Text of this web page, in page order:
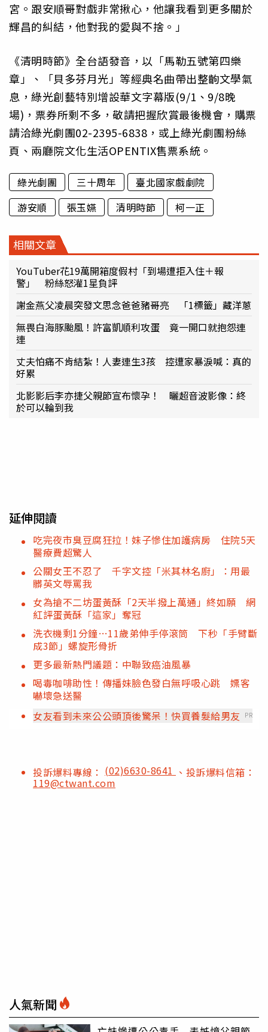
宮。跟安順哥對戲非常揪心，他讓我看到更多關於
輝昌的糾結，他對我的愛與不捨。」
《清明時節》全台語發音，以「馬勒五號第四樂
章」、「貝多芬月光」等經典名曲帶出整齣文學氣
息，綠光創藝特別增設華文字幕版(9/1、9/8晚
場)，票券所剩不多，敬請把握欣賞最後機會，購票
請洽綠光劇團02-2395-6838，或上綠光劇團粉絲
頁、兩廳院文化生活OPENTIX售票系統。
綠光劇團 三十周年
臺北國家戲劇院
游安順
張玉嬿 清明時節 柯一正
相關文章
YouTuber花19萬開箱度假村「到場遭拒入住＋報
警」 粉絲怒灌1星負評
謝金燕父凌晨突發文思念爸爸豬哥亮 「1標籤」藏洋蔥
無畏白海豚颱風！許富凱順利攻蛋 竟一開口就抱怨連
連
丈夫怕痛不肯結紮！人妻連生3孩 控遭家暴淚喊：真的
好累
北影影后李亦捷父親節宣布懷孕！ 曬超音波影像：終
於可以輪到我
延伸閱讀
吃完夜市臭豆腐狂拉！妹子慘住加護病房 住院5天
醫療費超驚人
公關女王不忍了 千字文控「米其林名廚」：用最
髒英文辱罵我
女為搶不二坊蛋黃酥「2天半撥上萬通」終如願 網
紅評蛋黃酥「這家」奪冠
洗衣機剩1分鐘…11歲弟伸手停滾筒 下秒「手臂斷
成3節」螺旋形骨折
更多最新熱門議題：中聯致癌油風暴
喝毒咖啡助性！傳播妹臉色發白無呼吸心跳 嫖客
嚇壞急送醫
女友看到未來公公頭頂後驚呆！快買養髮給男友
PR
投訴爆料專線： (02)6630-8641 、投訴爆料信箱：
119@ctwant.com
人氣新聞